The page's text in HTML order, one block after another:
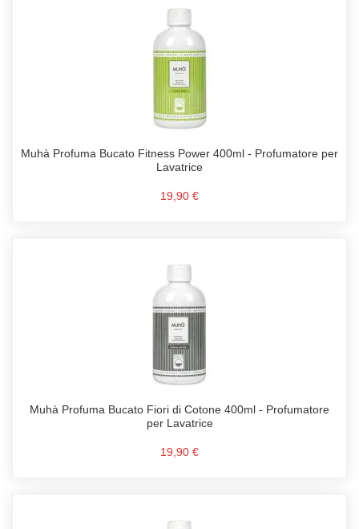
Muhà Profuma Bucato Fitness Power 400ml - Profumatore per
Lavatrice
19,90 €
Muhà Profuma Bucato Fiori di Cotone 400ml - Profumatore
per Lavatrice
19,90 €